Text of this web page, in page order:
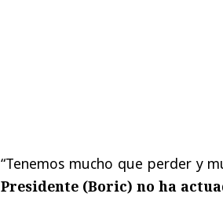
“Tenemos mucho que perder y
Presidente (Boric) no ha